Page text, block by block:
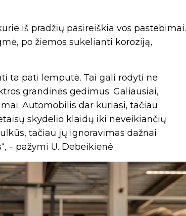
iš pradžių pasireiškia vos pastebimai.
po žiemos sukelianti koroziją,
ta pati lemputė. Tai gali rodyti ne
grandinės gedimus. Galiausiai,
Automobilis dar kuriasi, tačiau
skydelio klaidų iki neveikiančių
tačiau jų ignoravimas dažnai
– pažymi U. Debeikienė.